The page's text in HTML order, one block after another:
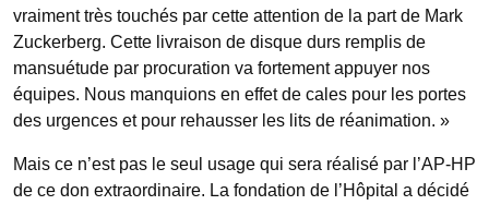
vraiment très touchés par cette attention de la part de Mark
Zuckerberg. Cette livraison de disque durs remplis de
mansuétude par procuration va fortement appuyer nos
équipes. Nous manquions en effet de cales pour les portes
des urgences et pour rehausser les lits de réanimation. »
Mais ce n’est pas le seul usage qui sera réalisé par l’AP-HP
de ce don extraordinaire. La fondation de l’Hôpital a décidé